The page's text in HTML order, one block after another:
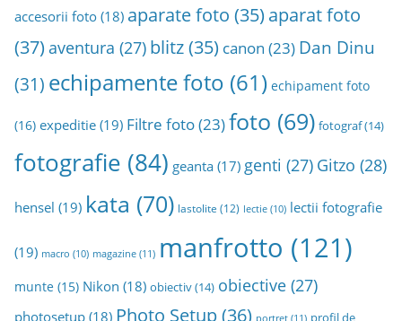
r
i
v
accesorii foto (18) aparate foto (35) aparat foto
(37) aventura (27) blitz(35) canon (23) Dan Dinu
(31) echipamente foto (61) echipament foto
(16) expeditie (19) Filtre foto(23)foto (69) fotograf(14)
fotografie (84) geanta (17) genti (27) Gitzo (28)
hensel (19) kata (70) lastolite (12) lectie (10) lectii fotografie
(19) macro (10) magazine (11) manfrotto (121)
munte (15) Nikon (18) obiectiv(14) obiective (27)
photosetup (18) Photo Setup(36) portret (11) profil de